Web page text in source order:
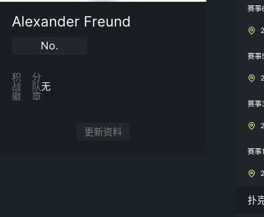
Alexander Freund
No.
积分
战队无
徽章
更新资料
赛事
赛事
赛事
赛事
扑